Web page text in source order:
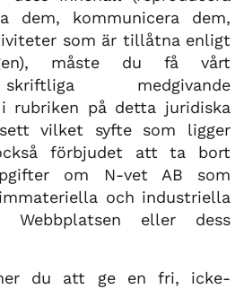
dem, kommunicera dem,
som är tillåtna enligt
måste du få vårt
medgivande
rubriken på detta juridiska
vilket syfte som ligger
förbjudet att ta bort
om N-vet AB som
och industriella
Webbplatsen eller dess
du att ge en fri, icke-